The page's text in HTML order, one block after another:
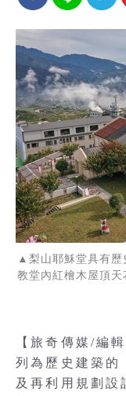
▲梨山耶穌堂具有歷
教堂內紅檜木屋頂
【旅奇傳媒/編
列為歷史建築的
及再利用規劃設